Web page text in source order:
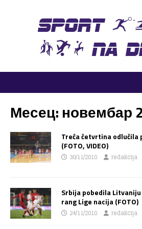
Месец: новембар
Treća četvrtina odlučila
(FOTO, VIDEO)
30/11/2018 redakcija
Srbija pobedila
rang Lige nacija (FOTO)
24/11/2018 redakcija